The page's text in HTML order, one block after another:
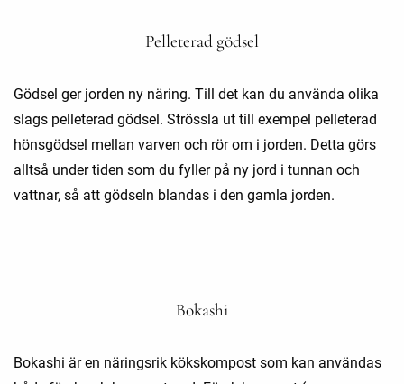
Pelleterad gödsel
Gödsel ger jorden ny näring. Till det kan du använda olika
slags pelleterad gödsel. Strössla ut till exempel pelleterad
hönsgödsel mellan varven och rör om i jorden. Detta görs
alltså under tiden som du fyller på ny jord i tunnan och
vattnar, så att gödseln blandas i den gamla jorden.
Bokashi
Bokashi är en näringsrik kökskompost som kan användas